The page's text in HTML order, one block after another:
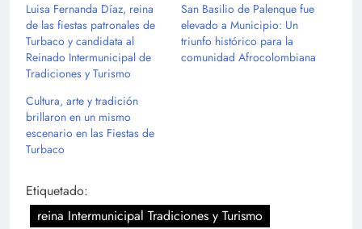
Luisa Fernanda Díaz, reina
de las fiestas patronales de
Turbaco y candidata al
Reinado Intermunicipal de
Tradiciones y Turismo
San Basilio de Palenque fue
elevado a Municipio: Un
triunfo histórico para la
comunidad Afrocolombiana
Cultura, arte y tradición
brillaron en un mismo
escenario en las Fiestas de
Turbaco
Etiquetado:
reina Intermunicipal Tradiciones y Turismo